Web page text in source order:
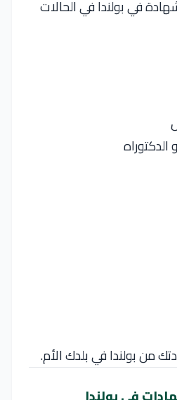
فيبولندافي الحالات
الدكتوراه
منبولندافي بلدك الأم.